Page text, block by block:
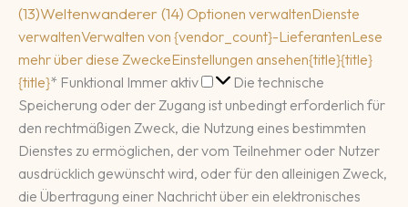
(13)Weltenwanderer (14) Optionen verwaltenDienste
verwaltenVerwalten von {vendor_count}-LieferantenLese
mehr über diese ZweckeEinstellungen ansehen{title}{title}
{title}* Funktional Immer aktiv Funktional
Die technische
Speicherung oder der Zugang ist unbedingt erforderlich für
den rechtmäßigen Zweck, die Nutzung eines bestimmten
Dienstes zu ermöglichen, der vom Teilnehmer oder Nutzer
ausdrücklich gewünscht wird, oder für den alleinigen Zweck,
die Übertragung einer Nachricht über ein elektronisches